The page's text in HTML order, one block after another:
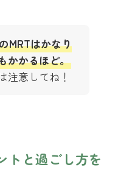
MRTはかなり
かかるほど。
注意してね！
トと過ごし方を